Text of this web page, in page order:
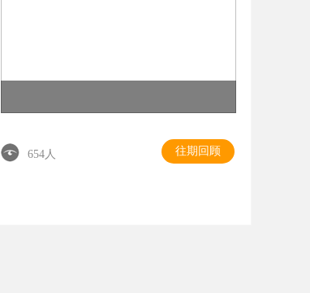
654人 往期回顾